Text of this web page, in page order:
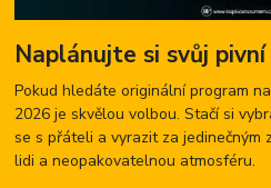
Naplánujte si svůj
Pokud hledáte originální program
2026 je skvělou volbou. Stačí si
se s přáteli a vyrazit za jedinečným
lidi a neopakovatelnou atmosféru.